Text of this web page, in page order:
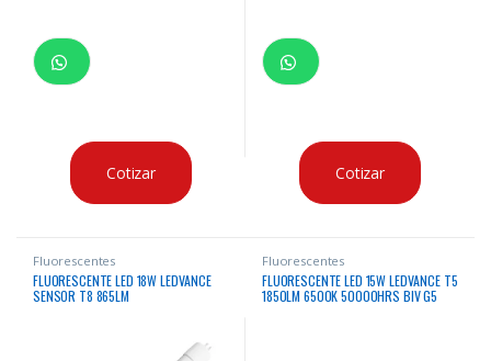
Cotizar Cotizar
Fluorescentes
FLUORESCENTE LED 18W LEDVANCE
SENSOR T8 865LM
Fluorescentes
FLUORESCENTE LED 15W LEDVANCE T5
1850LM 6500K 50000HRS BIV G5